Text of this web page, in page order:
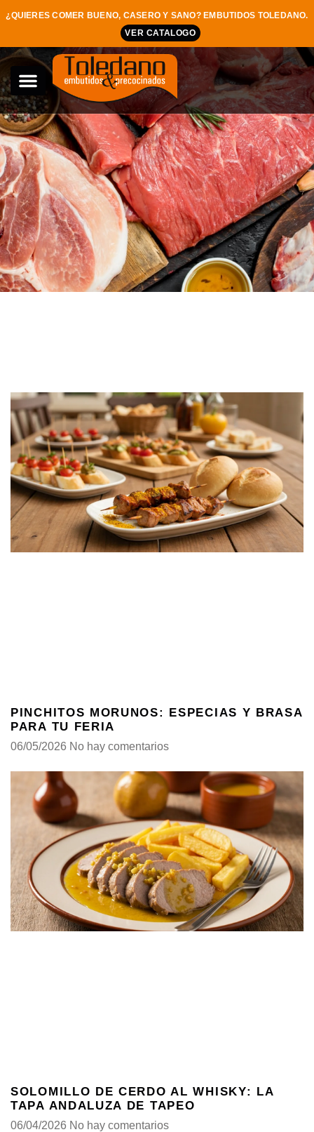
¿QUIERES COMER BUENO, CASERO Y SANO? EMBUTIDOS TOLEDANO.
VER CATALOGO
PINCHITOS MORUNOS: ESPECIAS Y BRASA
PARA TU FERIA
06/05/2026 No hay comentarios
SOLOMILLO DE CERDO AL WHISKY: LA
TAPA ANDALUZA DE TAPEO
06/04/2026 No hay comentarios